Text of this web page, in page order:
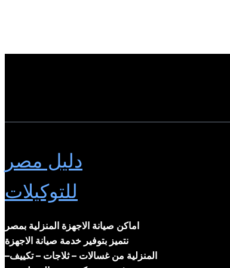
دليل مصر
للتوكيلات
اماكن صيانة الاجهزة المنزلية بمصر
نتميز بتوفير خدمة صيانة الاجهزة
المنزلية من غسالات – ثلاجات – تكييف–